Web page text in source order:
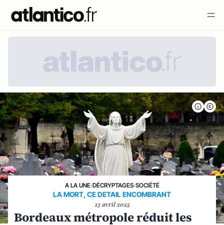
A LA UNE›DÉCRYPTAGES›SOCIÉTÉ
LA MORT, CE DETAIL ENCOMBRANT
13 avril 2025
Bordeaux métropole réduit les